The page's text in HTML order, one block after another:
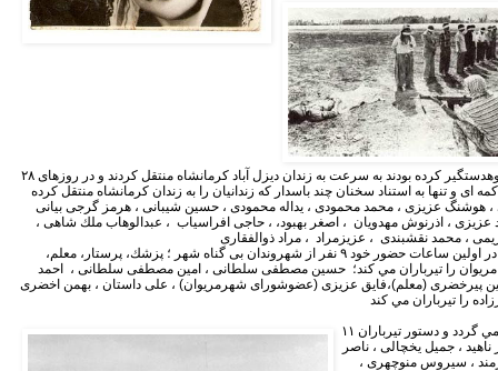
كرد. افراد بيگناهى را كه در شهر پاوهدستگير كرده بودند به سرعت به زندان ديزل آباد كرمانشاه منتقل كردند و در روزهاى ٢٨
محاكمه اى و تنها به استناد سخنان چند باسدار كه زندانيان را به زندان كرمانشاه منتقل كرده
، هوشنگ عزیزی ، محمد محمودی ، یداله محمودی ، حسین شیبانی ، هرمز گرجی بیانی
، اذرنوش مهدویان ، اصغر بهبود، ، حاجی افراسیاب ، عبدالوهاب ملك شاهی ،
خلخالى سپس به مريوان مي رود و در اولين ساعات حضور خود ٩ نفر از شهروندان بى گناه شهر ؛ پزشك، پرستار، معلم،
را تيرباران مي كند؛ حسین مصطفی سلطانی ، امین مصطفی سلطانی ، احمد
پیرخضری (معلم)،فایق عزیزی (عضوشورای شهرمریوان) ، علی داستان ، بهمن اخضری
پنجم شهريورماه ١٣٥٨ به سنندج برمي گردد و دستور تيرباران ١١
، جمیل یخچالی ، ناصر
، سیروس منوچهری ،